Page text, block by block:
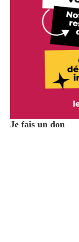
Je fais un don